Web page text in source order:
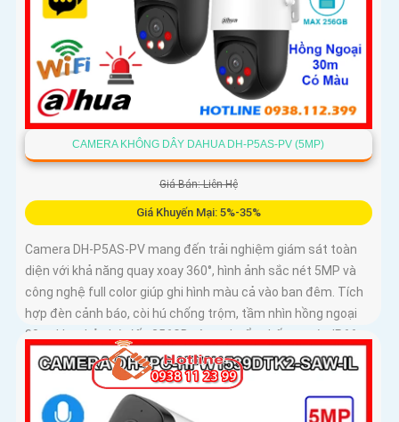
CAMERA KHÔNG DÂY DAHUA DH-P5AS-PV (5MP)
Giá Bán: Liên Hệ
Giá Khuyến Mại: 5%-35%
Camera DH-P5AS-PV mang đến trải nghiệm giám sát toàn
diện với khả năng quay xoay 360°, hình ảnh sắc nét 5MP và
công nghệ full color giúp ghi hình màu cả vào ban đêm. Tích
hợp đèn cảnh báo, còi hú chống trộm, tầm nhìn hồng ngoại
30m, khe thẻ nhớ đến 256GB cùng chuẩn chống nước IP66
camera hoạt động ổn định trong mọi điều kiện